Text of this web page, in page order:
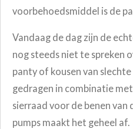
voorbehoedsmiddel is de
Vandaag de dag zijn de
nog steeds niet te spreken
panty of kousen van
gedragen in combinatie
sierraad voor de benen van
pumps maakt het geheel af.